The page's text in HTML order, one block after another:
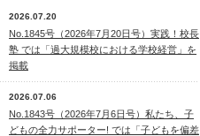
2026.07.20
No.1845号（2026年7月20日号）実践！校長
塾 では「過大規模校における学校経営」を
掲載
2026.07.06
No.1843号（2026年7月6日号）私たち、子
どもの全力サポーター! では「子どもを偏差